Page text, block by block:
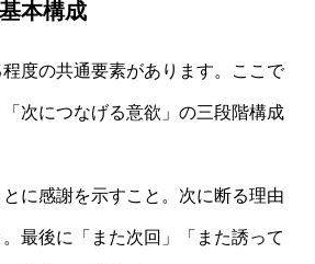
本構成
度の共通要素があります。ここで
次につなげる意欲」の三段階構成
に感謝を示すこと。次に断る理由
最後に「また次回」「また誘って